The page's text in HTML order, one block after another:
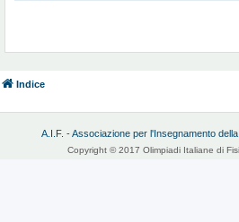
Indice
A.I.F. - Associazione per l'Insegnamento
Copyright © 2017 Olimpiadi Italiane di